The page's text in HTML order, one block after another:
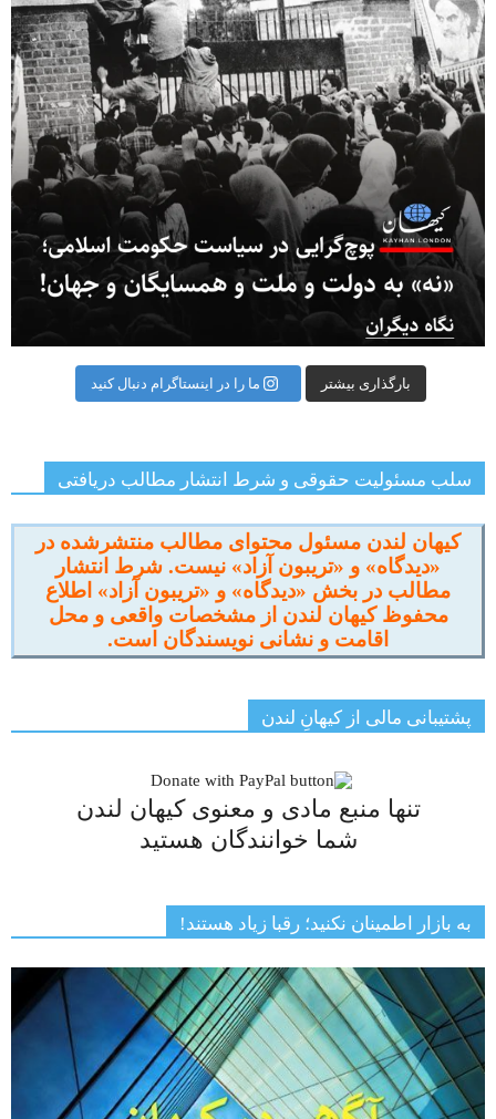
بارگذاری بیشتر ما را در اینستاگرام دنبال کنید
سلب مسئولیت حقوقی و شرط انتشار مطالب دریافتی
کیهان لندن مسئول محتوای مطالب منتشرشده در
«دیدگاه» و «تریبون آزاد» نیست. شرط انتشار
مطالب در بخش «دیدگاه» و «تریبون آزاد» اطلاع
محفوظ کیهان لندن از مشخصات واقعی و محل
اقامت و نشانی نویسندگان است.
پشتیبانی مالی از کیهانِ لندن
تنها منبع مادی و معنوی کیهان لندن
شما خوانندگان هستید
به بازار اطمینان نکنید؛ رقبا زیاد هستند!